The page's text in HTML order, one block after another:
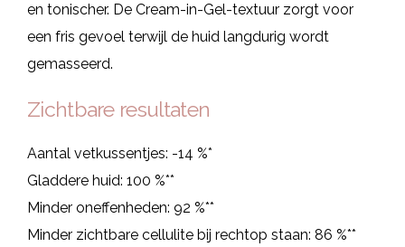
en tonischer. De Cream-in-Gel-textuur zorgt voor
een fris gevoel terwijl de huid langdurig wordt
gemasseerd.
Zichtbare resultaten
Aantal vetkussentjes: -14 %*
Gladdere huid: 100 %**
Minder oneffenheden: 92 %**
Minder zichtbare cellulite bij rechtop staan: 86 %**